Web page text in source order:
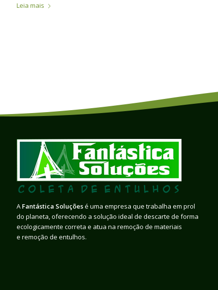
Leia mais
A Fantástica Soluçõesé uma empresa que trabalha em prol
do planeta, oferecendo a solução ideal de descarte de forma
ecologicamente correta e atua na remoção de materiais
e remoção de entulhos.